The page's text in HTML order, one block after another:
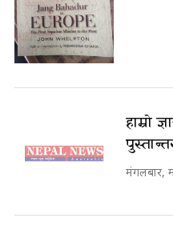
हाम्रो
मंगलबार,